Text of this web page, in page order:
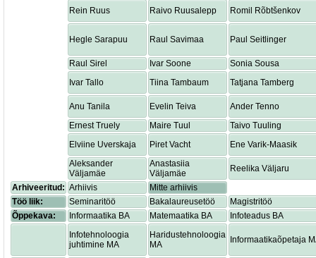
Rein Ruus Raivo Ruusalepp Romil Rõbtšenkov
Hegle Sarapuu Raul Savimaa Paul Seitlinger
Raul Sirel Ivar Soone
Sonia Sousa
Ivar Tallo
Tiina Tambaum Tatjana Tamberg
Anu Tanila Evelin Teiva
Ander Tenno
Ernest Truely
Maire Tuul
Taivo Tuuling
Elviine Uverskaja
Piret Vacht
Ene Varik-Maasik
Aleksander
Väljamäe
Anastasiia
Väljamäe
Reelika Väljaru
Arhiveeritud: Arhiivis
Mitte arhiivis
Töö liik:
Seminaritöö Bakalaureusetöö
Magistritöö
Õppekava:
Informaatika BA Matemaatika BA
Infoteadus BA
Infotehnoloogia
juhtimine MA
Haridustehnoloogia
MA
Informaatikaõpetaja